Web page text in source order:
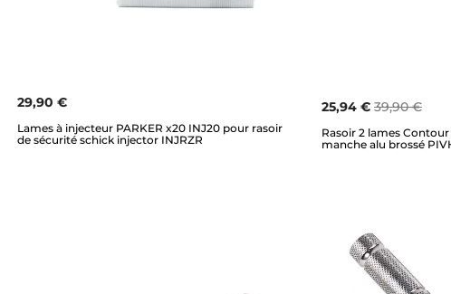
29,90 €
Lames à injecteur PARKER x20 INJ20 pour rasoir
de sécurité schick injector INJRZR
25,94 € 39,90 €
Rasoir 2 lames
manche alu brossé